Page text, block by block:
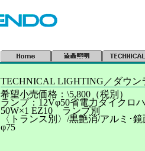
TECHNICAL LIGHTING／ダウ
希望小売価格：\5,800（税別）
ランプ：12Vφ50省電力ダイクロ
50W×1 EZ10 ランプ別
〈トランス別〉/黒艶消/アルミ･鏡
φ75